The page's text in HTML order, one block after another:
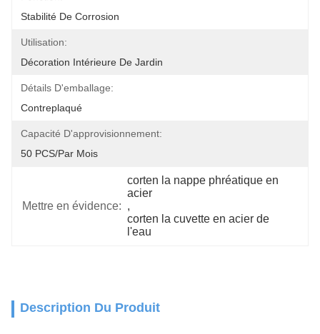
Stabilité De Corrosion
Utilisation:
Décoration Intérieure De Jardin
Détails D'emballage:
Contreplaqué
Capacité D'approvisionnement:
50 PCS/par Mois
Mettre en évidence:
corten la nappe phréatique en
acier
,
corten la cuvette en acier de
l'eau
Description Du Produit